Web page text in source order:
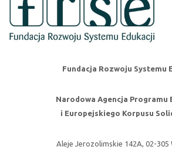
Fundacja Rozwoju Systemu
Narodowa Agencja Programu
i Europejskiego Korpusu
Aleje Jerozolimskie 142A, 02-305